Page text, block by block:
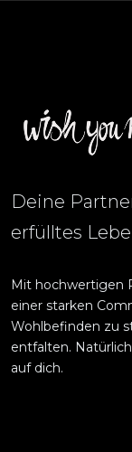
Deine
erfülltes
Mit hochwertigen
einer starken
Wohlbefinden zu
entfalten.
auf dich.